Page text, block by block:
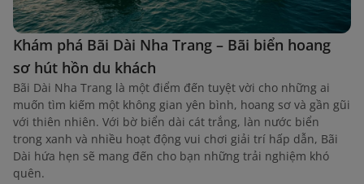
Khám phá Bãi Dài Nha Trang – Bãi biển hoang
sơ hút hồn du khách
Bãi Dài Nha Trang là một điểm đến tuyệt vời cho những ai
muốn tìm kiếm một không gian yên bình, hoang sơ và gần gũi
với thiên nhiên. Với bờ biển dài cát trắng, làn nước biển
trong xanh và nhiều hoạt động vui chơi giải trí hấp dẫn, Bãi
Dài hứa hẹn sẽ mang đến cho bạn những trải nghiệm khó
quên.